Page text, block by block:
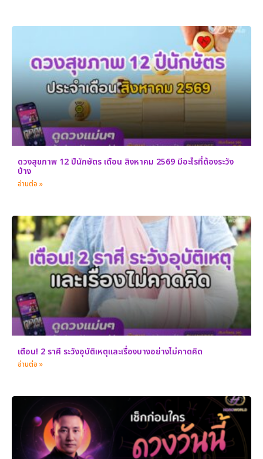
ดวงสุขภาพ 12 ปีนักษัตร เดือน สิงหาคม 2569 มีอะไรที่ต้องระวัง
บ้าง
อ่านต่อ »
เตือน! 2 ราศี ระวังอุบัติเหตุและเรื่องบางอย่างไม่คาดคิด
อ่านต่อ »